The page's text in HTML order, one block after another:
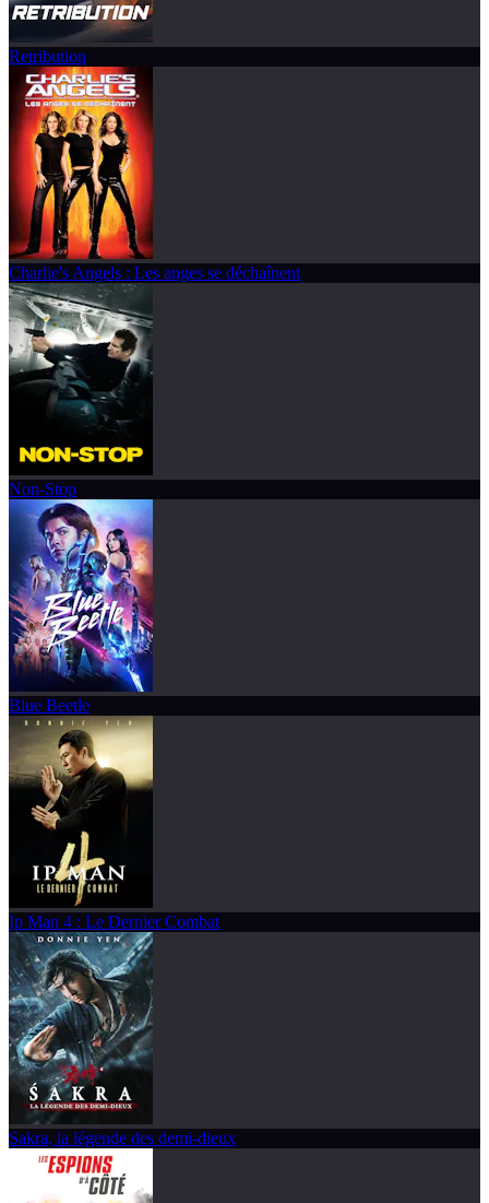
Retribution
Charlie's Angels : Les anges se déchaînent
Non-Stop
Blue Beetle
Ip Man 4 : Le Dernier Combat
Sakra, la légende des demi-dieux